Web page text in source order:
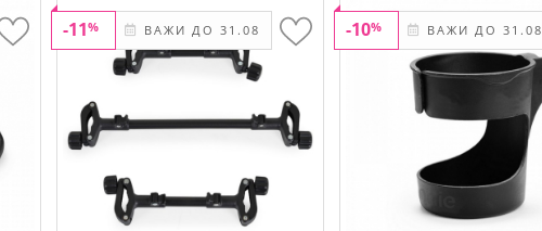
ВАЖИ ДО 31.08
-11% ВАЖИ ДО 31.08
-10%